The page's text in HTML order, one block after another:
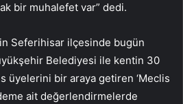
bir muhalefet var” dedi.
Seferihisar ilçesinde bugün
Belediyesi ile kentin 30
üyelerini bir araya getiren ‘Meclis
ait değerlendirmelerde